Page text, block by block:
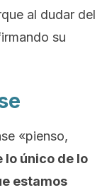
al dudar del
su
«pienso,
lo único de lo
estamos